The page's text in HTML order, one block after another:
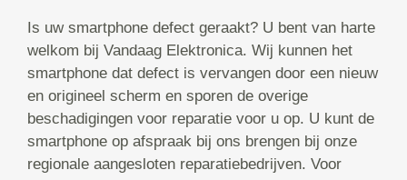
Is uw smartphone defect geraakt? U bent van harte
welkom bij Vandaag Elektronica. Wij kunnen het
smartphone dat defect is vervangen door een nieuw
en origineel scherm en sporen de overige
beschadigingen voor reparatie voor u op. U kunt de
smartphone op afspraak bij ons brengen bij onze
regionale aangesloten reparatiebedrijven. Voor